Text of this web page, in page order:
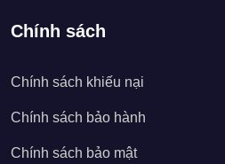
Chính sách
Chính sách khiếu nại
Chính sách bảo hành
Chính sách bảo mật